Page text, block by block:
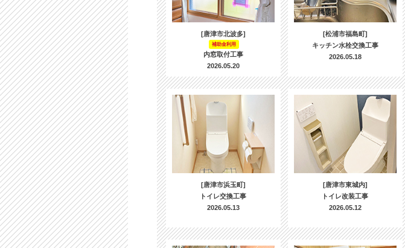
[唐津市北波多]
補助金利用
内窓取付工事
2026.05.20
[松浦市福島町]
キッチン水栓交換工事
2026.05.18
[唐津市浜玉町]
トイレ交換工事
2026.05.13
[唐津市東城内]
トイレ改装工事
2026.05.12